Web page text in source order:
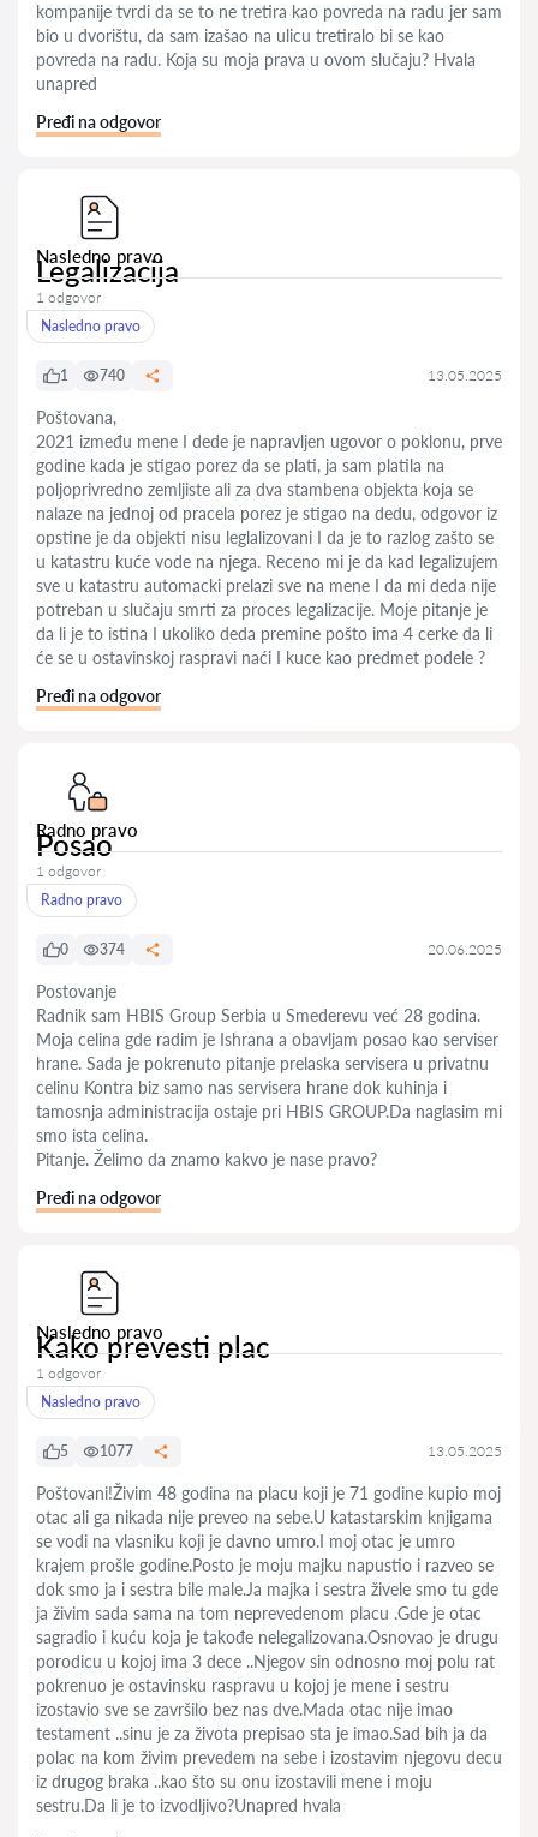
kompanije tvrdi da se to ne tretira kao povreda na radu jer sam
bio u dvorištu, da sam izašao na ulicu tretiralo bi se kao
povreda na radu. Koja su moja prava u ovom slučaju? Hvala
unapred
Pređi na odgovor
Nasledno pravo
Legalizacija
1 odgovor
Nasledno pravo
1 740 13.05.2025
Poštovana,
2021 između mene I dede je napravljen ugovor o poklonu, prve
godine kada je stigao porez da se plati, ja sam platila na
poljoprivredno zemljiste ali za dva stambena objekta koja se
nalaze na jednoj od pracela porez je stigao na dedu, odgovor iz
opstine je da objekti nisu leglalizovani I da je to razlog zašto se
u katastru kuće vode na njega. Receno mi je da kad legalizujem
sve u katastru automacki prelazi sve na mene I da mi deda nije
potreban u slučaju smrti za proces legalizacije. Moje pitanje je
da li je to istina I ukoliko deda premine pošto ima 4 cerke da li
će se u ostavinskoj raspravi naći I kuce kao predmet podele ?
Pređi na odgovor
Radno pravo
Posao
1 odgovor
Radno pravo
0 374 20.06.2025
Postovanje
Radnik sam HBIS Group Serbia u Smederevu već 28 godina.
Moja celina gde radim je Ishrana a obavljam posao kao serviser
hrane. Sada je pokrenuto pitanje prelaska servisera u privatnu
celinu Kontra biz samo nas servisera hrane dok kuhinja i
tamosnja administracija ostaje pri HBIS GROUP.Da naglasim mi
smo ista celina.
Pitanje. Želimo da znamo kakvo je nase pravo?
Pređi na odgovor
Nasledno pravo
Kako prevesti plac
1 odgovor
Nasledno pravo
5 1077 13.05.2025
Poštovani!Živim 48 godina na placu koji je 71 godine kupio moj
otac ali ga nikada nije preveo na sebe.U katastarskim knjigama
se vodi na vlasniku koji je davno umro.I moj otac je umro
krajem prošle godine.Posto je moju majku napustio i razveo se
dok smo ja i sestra bile male.Ja majka i sestra živele smo tu gde
ja živim sada sama na tom neprevedenom placu .Gde je otac
sagradio i kuću koja je takođe nelegalizovana.Osnovao je drugu
porodicu u kojoj ima 3 dece ..Njegov sin odnosno moj polu rat
pokrenuo je ostavinsku raspravu u kojoj je mene i sestru
izostavio sve se završilo bez nas dve.Mada otac nije imao
testament ..sinu je za života prepisao sta je imao.Sad bih ja da
polac na kom živim prevedem na sebe i izostavim njegovu decu
iz drugog braka ..kao što su onu izostavili mene i moju
sestru.Da li je to izvodljivo?Unapred hvala